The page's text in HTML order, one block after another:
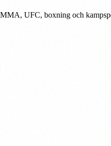
UFC, boxning och